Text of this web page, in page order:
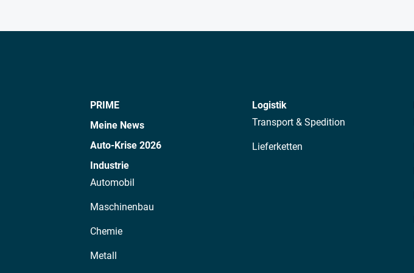
PRIME
Meine News
Auto-Krise 2026
Industrie
Automobil
Maschinenbau
Chemie
Metall
Logistik
Transport & Spedition
Lieferketten